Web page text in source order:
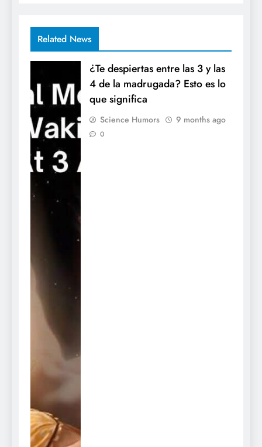
Related News
¿Te despiertas entre las 3 y las
4 de la madrugada? Esto es lo
que significa
Science Humors 9 months ago
0